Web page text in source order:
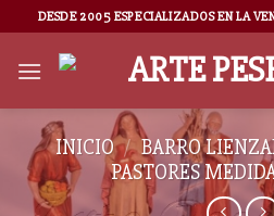
DESDE 2005 ESPECIALIZADOS EN LA
INICIO / BARRO
PASTORES